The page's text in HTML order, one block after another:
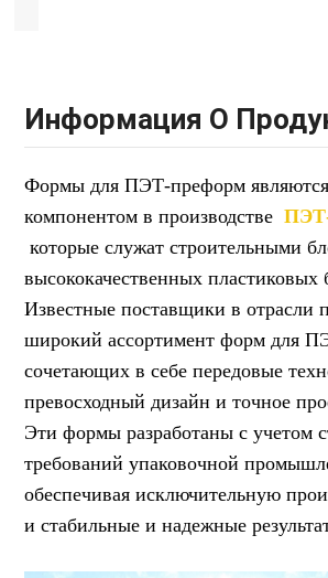
Информация О
Формы для ПЭТ-преформ
компонентом в производстве
которые служат строительными
высококачественных пластиковых
Известные поставщики в отрасли
широкий ассортимент форм для
сочетающих в себе передовые
превосходный дизайн и точное
Эти формы разработаны с учетом
требований упаковочной
обеспечивая исключительную
и стабильные и надежные